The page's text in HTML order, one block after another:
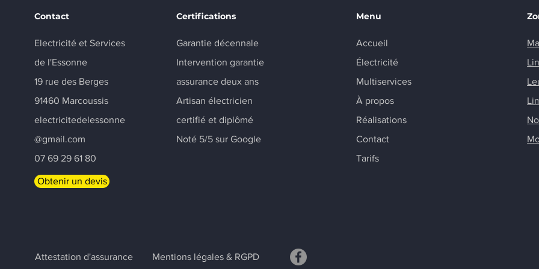
Contact
Electricité et Services
de l'Essonne
19 rue des Berges
91460 Marcoussis
electricitedelessonne
@gmail.com
07 69 29 61 80
Obtenir un devis
Certifications
Garantie décennale
Intervention garantie
assurance deux ans
Artisan électricien
certifié et diplômé
Noté 5/5 sur Google
Menu
Accueil
Électricité
Multiservices
À propos
Réalisations
Contact
Tarifs
Attestation d'assurance Mentions légales & RGPD